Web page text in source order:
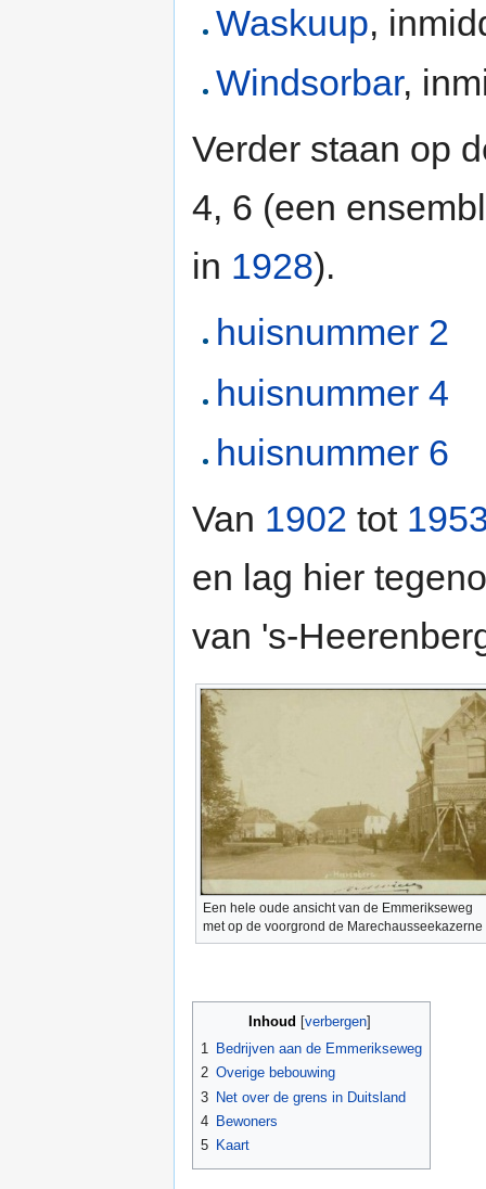
Waskuup,
Windsorbar,
Verder staan op
4, 6 (een
in 1928).
huisnummer 2
huisnummer 4
huisnummer 6
Van 1902 tot
en lag hier
van 's-
Een hele oude ansicht van de Emmerikseweg
met op de voorgrond de Marechausseekazerne
Inhoud verbergen]
1 Bedrijven aan de Emmerikseweg
2 Overige bebouwing
3 Net over de grens in Duitsland
4 Bewoners
5 Kaart